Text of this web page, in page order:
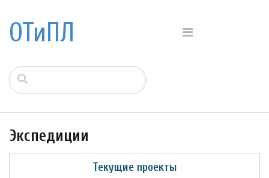
ОТиПЛ
Экспедиции
Текущие проекты